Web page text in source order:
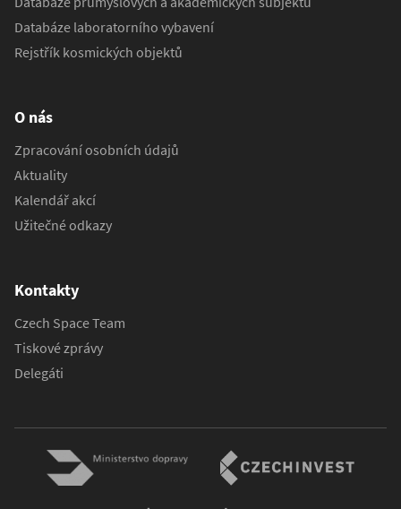
Databáze laboratorního vybavení
Rejstřík kosmických objektů
O nás
Zpracování osobních údajů
Aktuality
Kalendář akcí
Užitečné odkazy
Kontakty
Czech Space Team
Tiskové zprávy
Delegáti